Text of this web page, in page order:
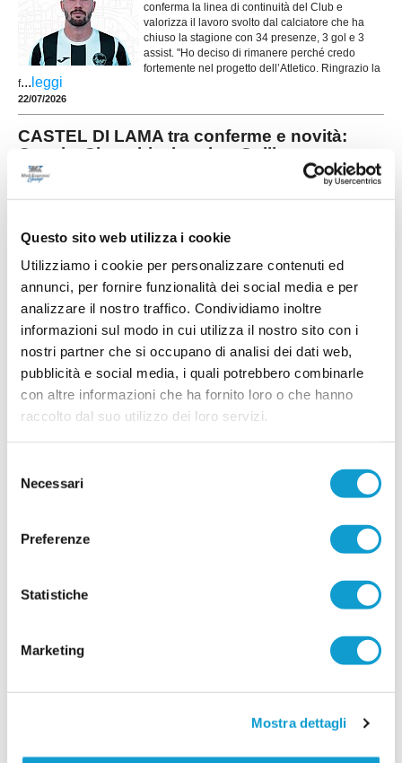
Questo sito web utilizza i cookie
Utilizziamo i cookie per personalizzare contenuti ed
annunci, per fornire funzionalità dei social media e per
analizzare il nostro traffico. Condividiamo inoltre
informazioni sul modo in cui utilizza il nostro sito con i
nostri partner che si occupano di analisi dei dati web,
pubblicità e social media, i quali potrebbero combinarle
con altre informazioni che ha fornito loro o che hanno
raccolto dal suo utilizzo dei loro servizi.
delNecessari
Preferenze
Statistiche
Marketing
Mostra dettagli
conferma la linea di continuità del Club e
valorizza il lavoro svolto dal calciatore che ha
chiuso la stagione con 34 presenze, 3 gol e 3
assist. "Ho deciso di rimanere perché credo
fortemente nel progetto dell’Atletico. Ringrazio la
f... leggi
22/07/2026
CASTEL DI LAMA tra conferme e novità:
Coccia, Sirocchi e bomber Galli
Il Castel di Lama continua a modellare la rosa che
dirigenza biancazzurra prosegue cos...leggi
CASTIGNANO. Innesto sulla fascia: ecco
La Polisportiva Castignano mette a segno un
nuovo innesto per la stagione ormai alle
porte. La società biancorossa ha ufficializzato
l'arrivo di Daniele Voltattorni, esterno difensivo
21/07/2026
Minuti e Capocasa
direttore sportivo Vincenzo De Ros
BORGO SOLESTA' tra conferme e acquisti
mirati: le novità
basi per affrontare la stagione 2026/2027,
puntando sulla continuità del gruppo storico e su
tasso tecnico e competitivo della rosa. La società